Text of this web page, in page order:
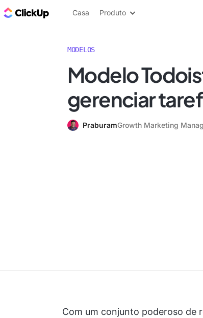
ClickUp Blogue
Casa Produto
MODELOS
Modelo
gerenciar
PraburamGrowth Marketing
Com um conjunto poderoso de